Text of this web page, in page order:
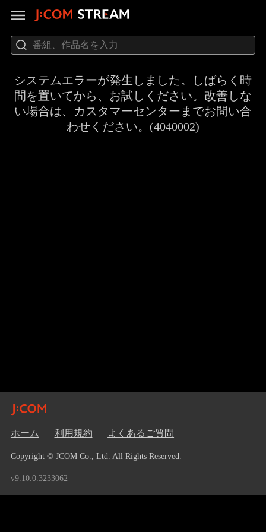
システムエラーが発生しました。しばらく時
間を置いてから、お試しください。改善しな
い場合は、カスタマーセンターまでお問い合
わせください。(4040002)
ホーム 利用規約 よくあるご質問
Copyright © JCOM Co., Ltd. All Rights Reserved.
v9.10.0.3233062